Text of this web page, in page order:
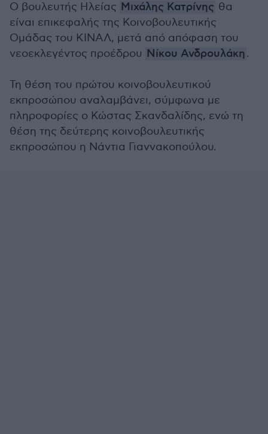
O βουλευτής Ηλείας Μιχάλης Κατρίνης θα
είναι επικεφαλής της Κοινοβουλευτικής
Ομάδας του ΚΙΝΑΛ, μετά από απόφαση του
νεοεκλεγέντος προέδρου Νίκου Ανδρουλάκη.
Τη θέση του πρώτου κοινοβουλευτικού
εκπροσώπου αναλαμβάνει, σύμφωνα με
πληροφορίες ο Κώστας Σκανδαλίδης, ενώ τη
θέση της δεύτερης κοινοβουλευτικής
εκπροσώπου η Νάντια Γιαννακοπούλου.